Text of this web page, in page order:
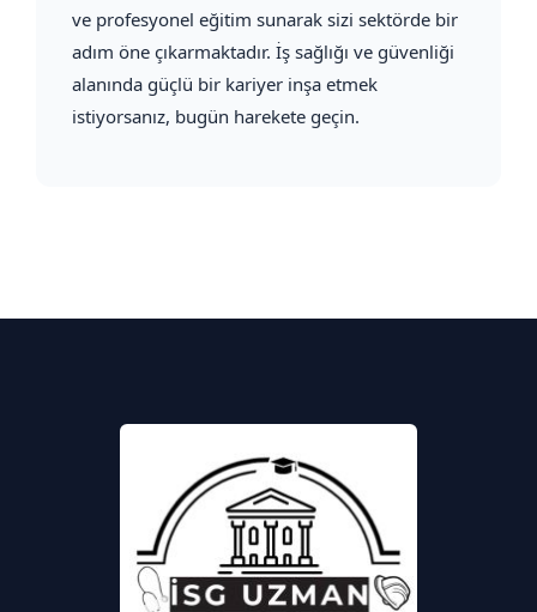
ve profesyonel eğitim sunarak sizi sektörde bir
adım öne çıkarmaktadır. İş sağlığı ve güvenliği
alanında güçlü bir kariyer inşa etmek
istiyorsanız, bugün harekete geçin.